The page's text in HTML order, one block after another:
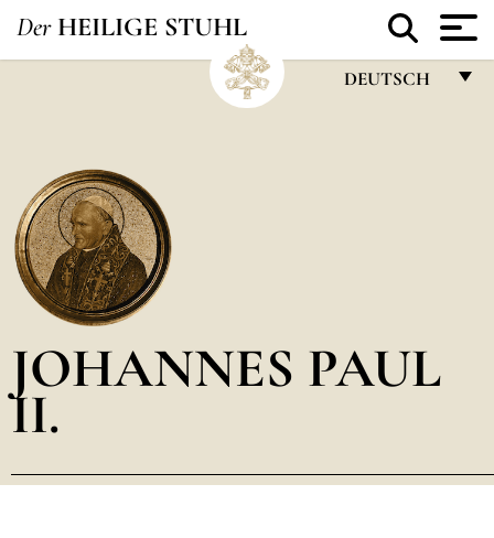
Der HEILIGE STUHL
DEUTSCH
POLSKI
JOHANNES PAUL
II.